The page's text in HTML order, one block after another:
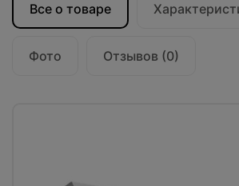
Все о товаре
Фото Отзывов (0)